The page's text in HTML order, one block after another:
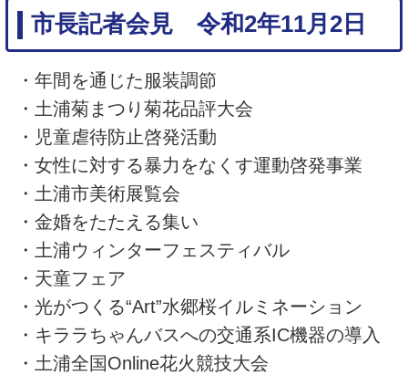
市長記者会見 令和2年11月2日
・年間を通じた服装調節
・土浦菊まつり菊花品評大会
・児童虐待防止啓発活動
・女性に対する暴力をなくす運動啓発事業
・土浦市美術展覧会
・金婚をたたえる集い
・土浦ウィンターフェスティバル
・天童フェア
・光がつくる“Art”水郷桜イルミネーション
・キララちゃんバスへの交通系IC機器の導入
・土浦全国Online花火競技大会